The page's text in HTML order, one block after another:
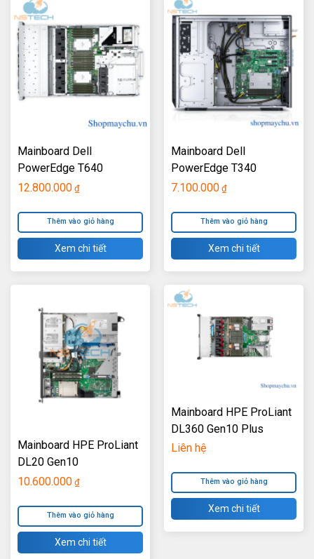
Mainboard Dell
PowerEdge T640
12.800.000 ₫
Thêm vào giỏ hàng
Xem chi tiết
Mainboard Dell
PowerEdge T340
7.100.000 ₫
Thêm vào giỏ hàng
Xem chi tiết
Mainboard HPE ProLiant
DL20 Gen10
10.600.000 ₫
Thêm vào giỏ hàng
Xem chi tiết
Mainboard HPE ProLiant
DL360 Gen10 Plus
Liên hệ
Thêm vào giỏ hàng
Xem chi tiết